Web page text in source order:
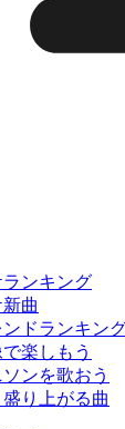
ランキング
曲
ドランキン
楽しもう
ンを歌おう
り上がる曲